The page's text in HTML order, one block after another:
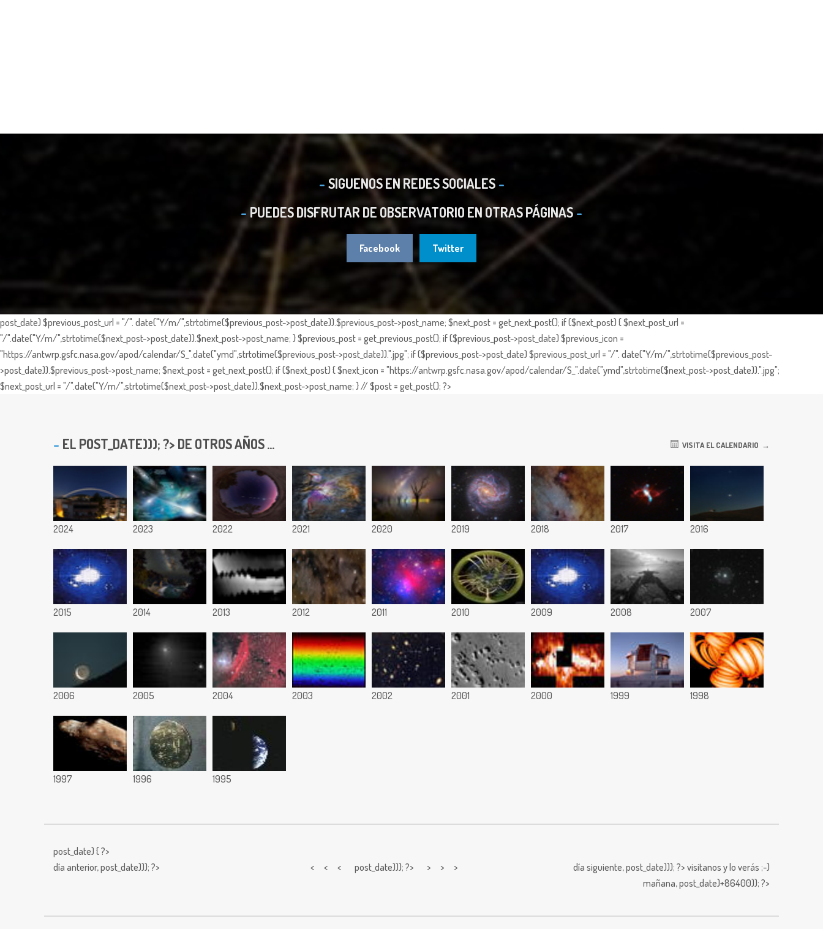
SIGUENOS EN REDES SOCIALES
PUEDES DISFRUTAR DE OBSERVATORIO EN OTRAS PÁGINAS
Facebook Twitter
post_date) $previous_post_url = "/". date("Y/m/",strtotime($previous_post->post_date)).$previous_post->post_name; $next_post = get_next_post(); if ($next_post) { $next_post_url =
"/".date("Y/m/",strtotime($next_post->post_date)).$next_post->post_name; } $previous_post = get_previous_post(); if ($previous_post->post_date) $previous_icon =
"https://antwrp.gsfc.nasa.gov/apod/calendar/S_".date("ymd",strtotime($previous_post->post_date)).".jpg"; if ($previous_post->post_date) $previous_post_url = "/". date("Y/m/",strtotime($previous_post-
>post_date)).$previous_post->post_name; $next_post = get_next_post(); if ($next_post) { $next_icon = "https://antwrp.gsfc.nasa.gov/apod/calendar/S_".date("ymd",strtotime($next_post->post_date)).".jpg";
$next_post_url = "/".date("Y/m/",strtotime($next_post->post_date)).$next_post->post_name; } // $post = get_post(); ?>
EL POST_DATE))); ?> DE OTROS AÑOS ... VISITA EL CALENDARIO
2024 2023 2022 2021 2020 2019 2018 2017 2016
2015 2014 2013 2012 2011 2010 2009 2008 2007
2006 2005 2004 2003 2002 2001 2000 1999 1998
1997 1996 1995
post_date) { ?>
día anterior,post_date))); ?> < < < post_date))); ?> > > > día siguiente,post_date))); ?> visitanos y lo verás ;-)
mañana,post_date)+86400)); ?>